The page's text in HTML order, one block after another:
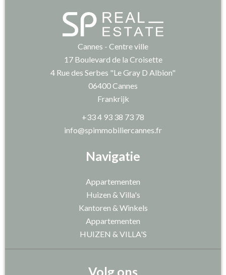
Navigatie
Appartementen
Huizen & Villa's
Kantoren & Winkels
Appartementen
HUIZEN & VILLA'S
Cannes - Centre ville
17 Boulevard de la Croisette
4 Rue des Serbes "Le Gray D Albion"
06400Cannes
Frankrijk
+33 4 93 38 73 78
info@spimmobiliercannes.fr
Volg ons